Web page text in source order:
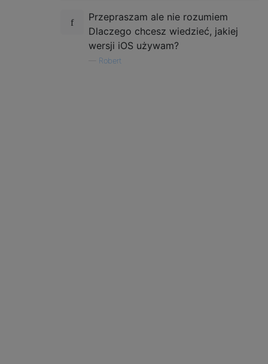
Przepraszam ale nie rozumiem
Dlaczego chcesz wiedzieć, jakiej
wersji iOS używam?
Robert